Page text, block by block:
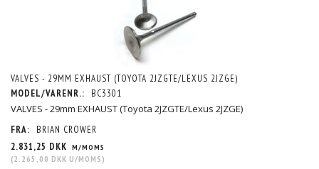
VALVES - 29MM EXHAUST (TOYOTA 2JZGTE/LEXUS 2JZGE)
MODEL/VARENR.:
BC3301
VALVES - 29mm EXHAUST (Toyota 2JZGTE/Lexus 2JZGE)
FRA:
BRIAN CROWER
2.831,25 DKK M/MOMS
(2.265,00 DKK U/MOMS )